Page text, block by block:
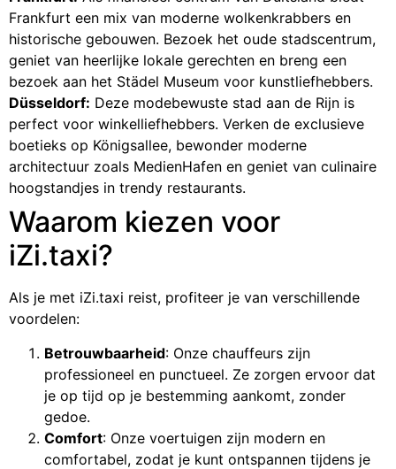
Frankfurt een mix van moderne wolkenkrabbers en
historische gebouwen. Bezoek het oude stadscentrum,
geniet van heerlijke lokale gerechten en breng een
bezoek aan het Städel Museum voor kunstliefhebbers.
Düsseldorf: Deze modebewuste stad aan de Rijn is
perfect voor winkelliefhebbers. Verken de exclusieve
boetieks op Königsallee, bewonder moderne
architectuur zoals MedienHafen en geniet van culinaire
hoogstandjes in trendy restaurants.
Waarom kiezen voor
iZi.taxi?
Als je met iZi.taxi reist, profiteer je van verschillende
voordelen:
Betrouwbaarheid: Onze chauffeurs zijn
professioneel en punctueel. Ze zorgen ervoor dat
je op tijd op je bestemming aankomt, zonder
gedoe.
Comfort: Onze voertuigen zijn modern en
comfortabel, zodat je kunt ontspannen tijdens je